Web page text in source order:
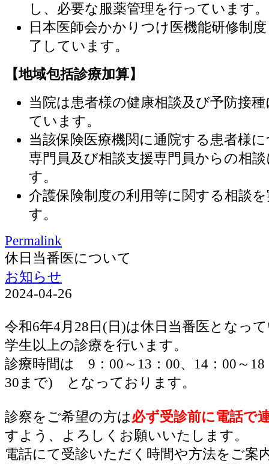
し、必要な服薬管理を行っています。
日本医師会かかりつけ医機能研修制
了しています。
【地域包括診療加算】
当院は患者様の健康相談及び予防接
ています。
当該保険医療機関に通院する患者様
専門員及び相談支援専門員からの相
す。
介護保険制度の利用等に関する相談
す。
Permalink
休日当番医について
お知らせ
2024-04-26
令和6年4月28日(日)は休日当番医となっ
学生以上の診療を行います。
診療時間は 9：00～13：00、14：00～
30まで) となっております。
診察をご希望の方は必ず受診前に電話で
すよう、よろしくお願いいたします。
電話にて受診いただく時間や方法をご案